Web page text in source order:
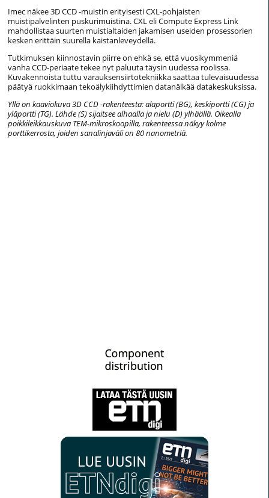
Imec näkee 3D CCD -muistin erityisesti CXL-pohjaisten
muistipalvelinten puskurimuistina. CXL eli Compute Express Link
mahdollistaa suurten muistialtaiden jakamisen useiden prosessorien
kesken erittäin suurella kaistanleveydellä.
Tutkimuksen kiinnostavin piirre on ehkä se, että vuosikymmeniä
vanha CCD-periaate tekee nyt paluuta täysin uudessa roolissa.
Kuvakennoista tuttu varauksensiirtotekniikka saattaa tulevaisuudessa
päätyä ruokkimaan tekoälykiihdyttimien datanälkää datakeskuksissa.
Yllä on kaaviokuva 3D CCD -rakenteesta: alaportti (BG), keskiportti (CG) ja
yläportti (TG). Lähde (S) sijaitsee alhaalla ja nielu (D) ylhäällä. Oikealla
poikkileikkauskuva TEM-mikroskoopilla, rakenteessa näkyy kolme
porttikerrosta, joiden sanalinjaväli on 80 nanometriä.